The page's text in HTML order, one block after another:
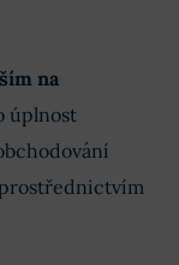
na
úplnost